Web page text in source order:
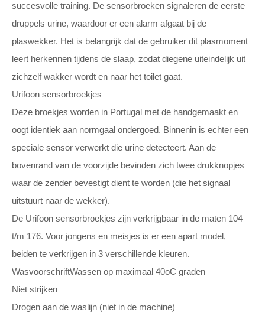
succesvolle training. De sensorbroeken signaleren de eerste
druppels urine, waardoor er een alarm afgaat bij de
plaswekker. Het is belangrijk dat de gebruiker dit plasmoment
leert herkennen tijdens de slaap, zodat diegene uiteindelijk uit
zichzelf wakker wordt en naar het toilet gaat.
Urifoon sensorbroekjes
Deze broekjes worden in Portugal met de handgemaakt en
oogt identiek aan normgaal ondergoed. Binnenin is echter een
speciale sensor verwerkt die urine detecteert. Aan de
bovenrand van de voorzijde bevinden zich twee drukknopjes
waar de zender bevestigt dient te worden (die het signaal
uitstuurt naar de wekker).
De Urifoon sensorbroekjes zijn verkrijgbaar in de maten 104
t/m 176. Voor jongens en meisjes is er een apart model,
beiden te verkrijgen in 3 verschillende kleuren.
WasvoorschriftWassen op maximaal 40oC graden
Niet strijken
Drogen aan de waslijn (niet in de machine)